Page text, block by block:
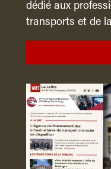
dédié aux
transports et de